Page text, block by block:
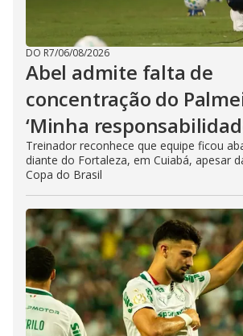
DO R7/06/08/2026
Abel admite falta de
concentração do
‘Minha
Treinador reconhece que equipe ficou
diante do Fortaleza, em Cuiabá, apesar
Copa do Brasil